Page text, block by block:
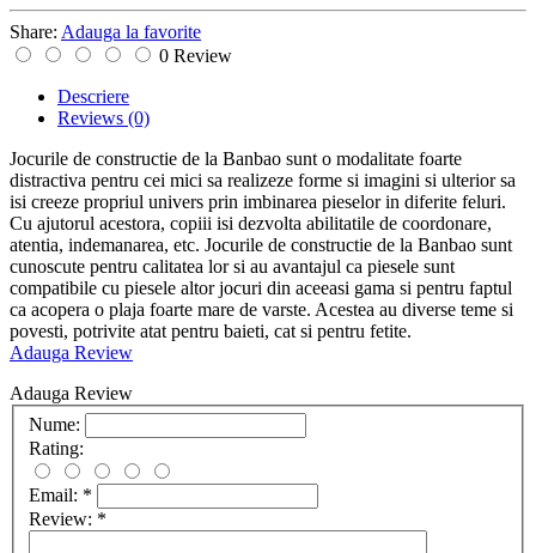
Share: Adauga la favorite
0 Review
Descriere
Reviews (0)
Jocurile de constructie de la Banbao sunt o modalitate foarte
distractiva pentru cei mici sa realizeze forme si imagini si ulterior sa
isi creeze propriul univers prin imbinarea pieselor in diferite feluri.
Cu ajutorul acestora, copiii isi dezvolta abilitatile de coordonare,
atentia, indemanarea, etc. Jocurile de constructie de la Banbao sunt
cunoscute pentru calitatea lor si au avantajul ca piesele sunt
compatibile cu piesele altor jocuri din aceeasi gama si pentru faptul
ca acopera o plaja foarte mare de varste. Acestea au diverse teme si
povesti, potrivite atat pentru baieti, cat si pentru fetite.
Adauga Review
Adauga Review
Nume:
Rating:
Email: *
Review: *